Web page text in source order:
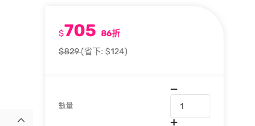
$705 86折
$829(省下: $124)
數量